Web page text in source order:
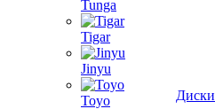
Tunga
Tigar
Jinyu
Toyo
Диски